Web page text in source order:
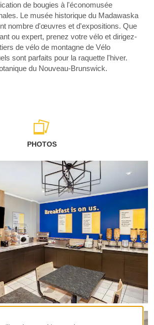
de bougies à l'économusée
Le musée historique du Madawaska
nombre d'œuvres et d'expositions. Que
ou expert, prenez votre vélo et dirigez-
de vélo de montagne de Vélo
sont parfaits pour la raquette l'hiver.
du Nouveau-Brunswick.
PHOTOS